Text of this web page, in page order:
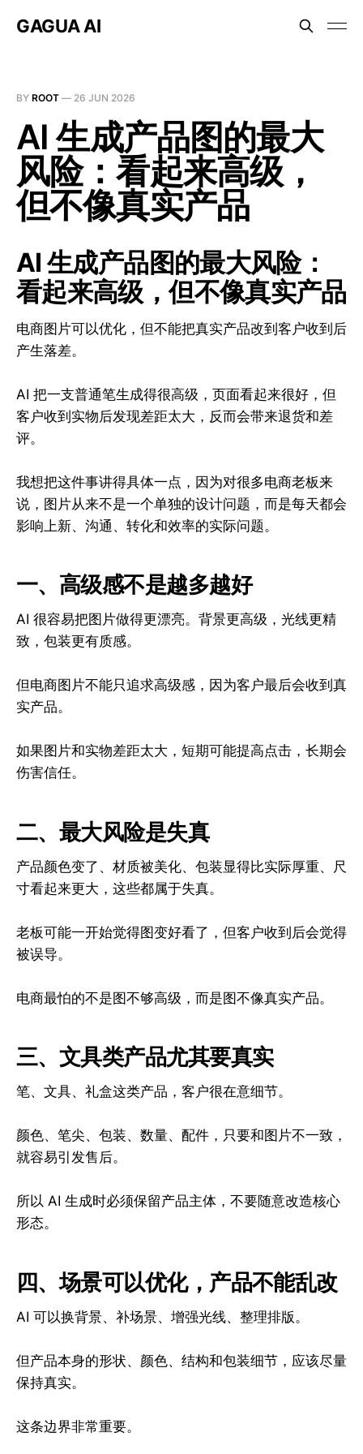
GAGUA AI
BY ROOT — 26 JUN 2026
AI 生成产品图的最大
风险：看起来高级，
但不像真实产品
AI 生成产品图的最大风险：
看起来高级，但不像真实产品
电商图片可以优化，但不能把真实产品改到客户收到后
产生落差。
AI 把一支普通笔生成得很高级，页面看起来很好，但
客户收到实物后发现差距太大，反而会带来退货和差
评。
我想把这件事讲得具体一点，因为对很多电商老板来
说，图片从来不是一个单独的设计问题，而是每天都会
影响上新、沟通、转化和效率的实际问题。
一、高级感不是越多越好
AI 很容易把图片做得更漂亮。背景更高级，光线更精
致，包装更有质感。
但电商图片不能只追求高级感，因为客户最后会收到真
实产品。
如果图片和实物差距太大，短期可能提高点击，长期会
伤害信任。
二、最大风险是失真
产品颜色变了、材质被美化、包装显得比实际厚重、尺
寸看起来更大，这些都属于失真。
老板可能一开始觉得图变好看了，但客户收到后会觉得
被误导。
电商最怕的不是图不够高级，而是图不像真实产品。
三、文具类产品尤其要真实
笔、文具、礼盒这类产品，客户很在意细节。
颜色、笔尖、包装、数量、配件，只要和图片不一致，
就容易引发售后。
所以 AI 生成时必须保留产品主体，不要随意改造核心
形态。
四、场景可以优化，产品不能乱改
AI 可以换背景、补场景、增强光线、整理排版。
但产品本身的形状、颜色、结构和包装细节，应该尽量
保持真实。
这条边界非常重要。